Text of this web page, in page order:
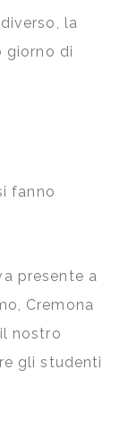
la
giorno di
fanno
presente a
Cremona
nostro
gli studenti